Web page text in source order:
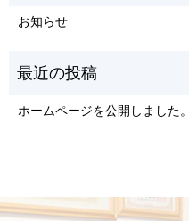
お知らせ
ホームページを公開しました。